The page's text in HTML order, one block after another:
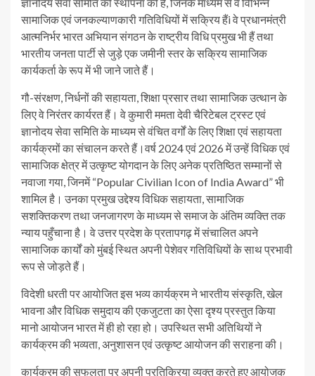
सामाजिक एवं जनकल्याणकारी गतिविधियों में सक्रिय हैंi वे प्रधानमंत्री
आत्मनिर्भर भारत अभियान संगठन के राष्ट्रीय विधि प्रमुख भी हैं तथा
भारतीय जनता पार्टी से जुड़े एक जमीनी स्तर के सक्रिय सामाजिक
कार्यकर्ता के रूप में भी जाने जाते हैं।
गौ-संरक्षण, निर्धनों की सहायता, शिक्षा प्रसार तथा सामाजिक उत्थान के
लिए वे निरंतर कार्यरत हैं। वे कुमारी ममता देवी चैरिटेबल ट्रस्ट एवं
ज्ञानोदय सेवा समिति के माध्यम से वंचित वर्गों के लिए शिक्षा एवं सहायता
कार्यक्रमों का संचालन करते हैं।वर्ष 2024 एवं 2026 में उन्हें विधिक एवं
सामाजिक क्षेत्र में उत्कृष्ट योगदान के लिए अनेक प्रतिष्ठित सम्मानों से
नवाजा गया, जिनमें “Popular Civilian Icon of India Award” भी
शामिल है। उनका प्रमुख उद्देश्य विधिक सहायता, सामाजिक
सशक्तिकरण तथा जनजागरण के माध्यम से समाज के अंतिम व्यक्ति तक
न्याय पहुँचाना है। वे उत्तर प्रदेश के प्रतापगढ़ में संचालित अपने
सामाजिक कार्यों को मुंबई स्थित अपनी पेशेवर गतिविधियों के साथ प्रभावी
रूप से जोड़ते हैं।
विदेशी धरती पर आयोजित इस भव्य कार्यक्रम ने भारतीय संस्कृति, खेल
भावना और विधिक समुदाय की एकजुटता का ऐसा दृश्य प्रस्तुत किया
मानो आयोजन भारत में ही हो रहा हो। उपस्थित सभी अतिथियों ने
कार्यक्रम की भव्यता, अनुशासन एवं उत्कृष्ट आयोजन की सराहना की।
कार्यक्रम की सफलता पर अपनी प्रतिक्रिया व्यक्त करते हुए आयोजक